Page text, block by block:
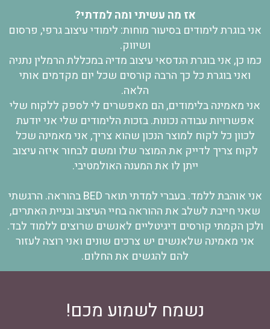
אז מה עשיתי ומה למדתי?
אני בוגרת לימודים בסיעור מוחות: לימודי עיצוב גרפי, פרסום
ושיווק.
כמו כן, אני בוגרת הנדסאי עיצוב מדיה במכללת הרמלין נתניה
ואני בוגרת כל כך הרבה קורסים שכל יום מקדמים אותי
הלאה.
אני מאמינה בלימודים, הם מאפשרים לי לספק ללקוח שלי
אפשרויות עבודה נכונות. בזכות הלימודים שלי אני יודעת
לכוון כל לקוח למוצר הנכון שהוא צריך, אני מאמינה שכל
לקוח צריך לדייק את המוצר שלו ומשם לבחור איזה עיצוב
ייתן לו את המענה האולמטיבי.
אני אוהבת ללמד. בעברי למדתי תואר BED בהוראה. הרגשתי
שאני חייבת לשלב את ההוראה בחיי העיצוב ובניית האתרים,
ולכן הקמתי קורסים דיגיטליים לאנשים שרוצים ללמוד לבד.
אני מאמינה שלאנשים יש צרכים שונים ואני רוצה לעזור
להם להגשים את החלום.
נשמח לשמוע מכם!